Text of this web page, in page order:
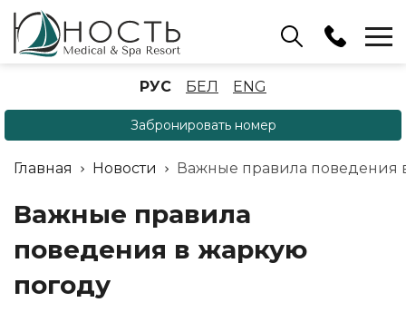
Бассейн
+375 (17) 503 93 22
Аренда беседок
+375 (33) 902 35 07
Отдел бронирования
+375 (17) 503 91 10
РУС БЕЛ ENG
Забронировать номер
Главная Новости Важные правила поведения
Важные правила
поведения в жаркую
погоду